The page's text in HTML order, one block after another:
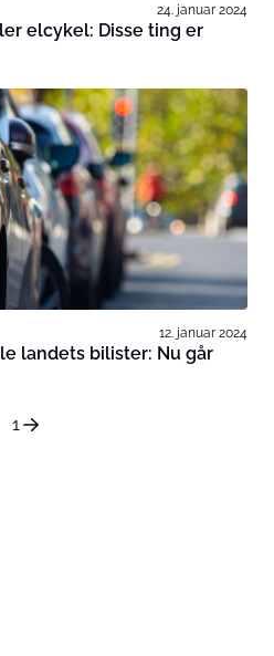
24. januar 2024
elcykel: Disse ting er
12. januar 2024
landets bilister: Nu går
1